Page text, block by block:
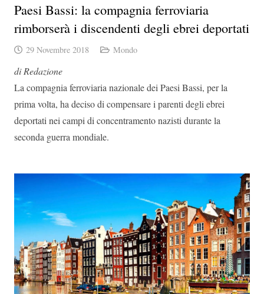
Paesi Bassi: la compagnia ferroviaria
rimborserà i discendenti degli ebrei deportati
29 Novembre 2018 Mondo
di Redazione
La compagnia ferroviaria nazionale dei Paesi Bassi, per la
prima volta, ha deciso di compensare i parenti degli ebrei
deportati nei campi di concentramento nazisti durante la
seconda guerra mondiale.